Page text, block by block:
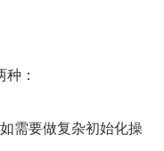
：
需要做复杂初始化操